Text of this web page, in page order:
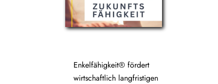
Enkelfähigkeit® fördert
wirtschaftlich langfristigen